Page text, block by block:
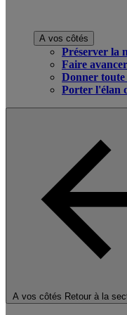
A vos côtés
Préserver la
Faire
Donner
Porter l'élan
A vos côtés Retour à la